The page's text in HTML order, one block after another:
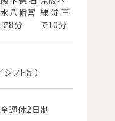
八幡宮
8分
線 淀 車
で10分
フト制）
週休2日制